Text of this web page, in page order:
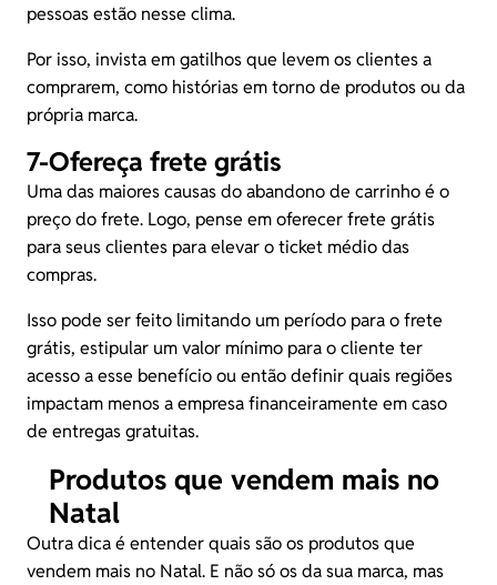
pessoas estão nesse clima.
Por isso, invista em gatilhos que levem os clientes a
comprarem, como histórias em torno de produtos ou da
própria marca.
7-Ofereça frete grátis
Uma das maiores causas do abandono de carrinho é o
preço do frete. Logo, pense em oferecer frete grátis
para seus clientes para elevar o ticket médio das
compras.
Isso pode ser feito limitando um período para o frete
grátis, estipular um valor mínimo para o cliente ter
acesso a esse benefício ou então definir quais regiões
impactam menos a empresa financeiramente em caso
de entregas gratuitas.
Produtos que vendem mais no
Natal
Outra dica é entender quais são os produtos que
vendem mais no Natal. E não só os da sua marca, mas